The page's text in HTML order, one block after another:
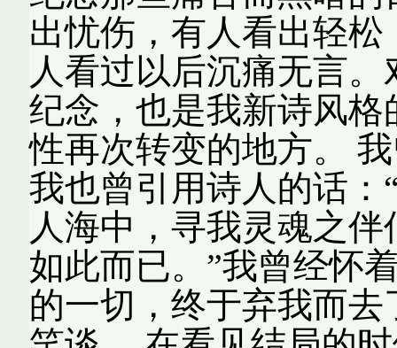
出忧伤，有人看出轻
人看过以后沉痛无言
纪念，也是我新诗风
性再次转变的地方。
我也曾引用诗人的话
人海中，寻我灵魂之
如此而已。”我曾经怀
的一切，终于弃我而